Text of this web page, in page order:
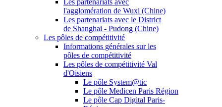
Les partenariats avec
l'agglomération de Wuxi (Chine)
Les partenariats avec le District
de Shanghai - Pudong (Chine)
Les pôles de compétitivité
Informations générales sur les
pôles de compétitivité
Les pôles de compétitivité Val
d'Oisiens
Le pôle System@tic
Le pôle Medicen Paris Région
Le pôle Cap Digital Paris-